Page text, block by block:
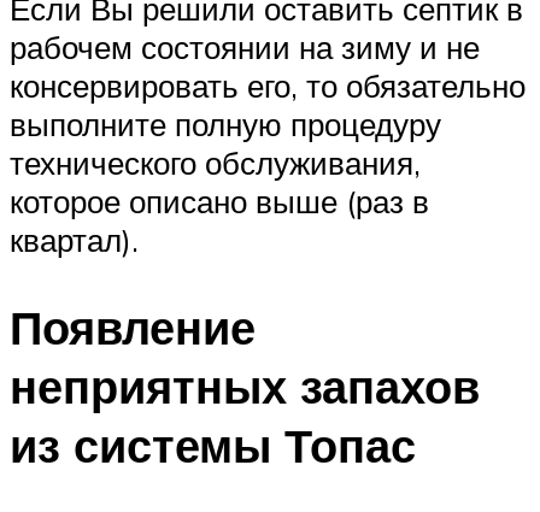
Если Вы решили оставить септик в
рабочем состоянии на зиму и не
консервировать его, то обязательно
выполните полную процедуру
технического обслуживания,
которое описано выше (раз в
квартал).
Появление
неприятных запахов
из системы Топас